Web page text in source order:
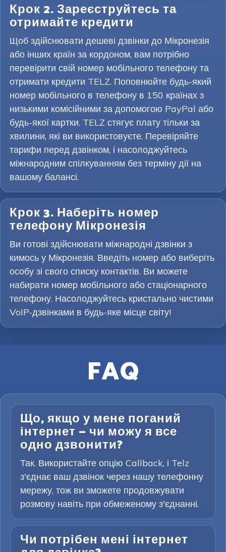
Крок 2. Зареєструйтесь та
отримайте кредити
Щоб здійснювати дешеві дзвінки до Мікронезія
або інших країн за кордоном, вам потрібно
перевірити свій номер мобільного телефону та
отримати кредити TELZ. Поповнюйте будь-який
номер мобільного в телефону в 150 країнах з
низькими комісійними за допомогою PayPal або
будь-якої картки. TELZ стягує плату тільки за
хвилини, які ви використовуєте. Перевіряйте
тарифи перед дзвінком, і насолоджуйтесь
міжнародним спілкуванням без терміну дії на
вашому балансі.
Крок 3. Наберіть номер
телефону Мікронезія
Ви готові здійснювати міжнародні дзвінки з
кимось у Мікронезія. Введіть номер або виберіть
особу зі свого списку контактів. Ви можете
набирати номер мобільного або стаціонарного
телефону. Насолоджуйтесь кристально чистими
VoIP-дзвінками в будь-яке місце світу!
FAQ
Що, якщо у мене поганий
інтернет — чи можу я все
одно дзвонити?
Так. Використайте опцію Callback, і Telz
з'єднає ваш дзвінок через нашу телефонну
мережу, тож ви зможете продовжувати
розмову навіть при обмеженому з'єднанні.
Чи потрібен мені інтернет